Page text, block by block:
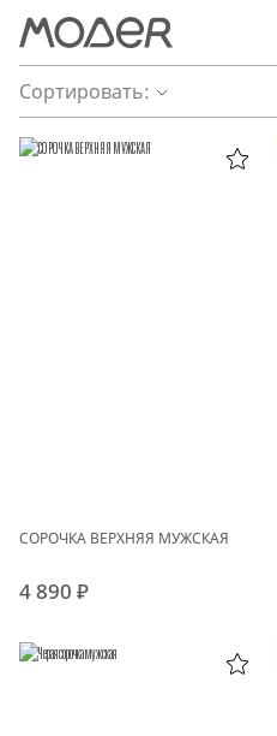
Сортировать:
СОРОЧКА ВЕРХНЯЯ МУЖСКАЯ
4 890 ₽